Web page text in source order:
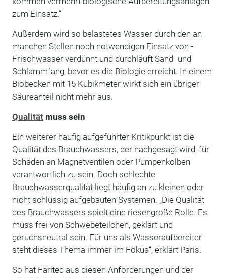
zum Einsatz.“
Außerdem wird so belastetes Wasser durch den an
manchen Stellen noch notwendigen Einsatz von ­
Frischwasser verdünnt und durchläuft Sand- und
Schlammfang, bevor es die Biologie erreicht. In einem
Biobecken mit 15 Kubikmeter wirkt sich ein übriger
Säureanteil nicht mehr aus.
Qualitätmuss sein
Ein weiterer häufig aufgeführter Kritikpunkt ist die
Qualität des Brauchwassers, der nachgesagt wird, für
Schäden an Magnetventilen oder Pumpenkolben
verantwortlich zu sein. Doch schlechte
Brauchwasserqualität liegt häufig an zu kleinen oder
nicht schlüssig aufgebauten Systemen. „Die Qualität
des Brauchwassers spielt eine riesengroße Rolle. Es
muss frei von Schwebeteilchen, geklärt und
geruchsneutral sein. Für uns als Wasseraufbereiter
steht dieses Thema immer im Fokus“, erklärt Paris.
So hat Faritec aus diesen Anforderungen und der